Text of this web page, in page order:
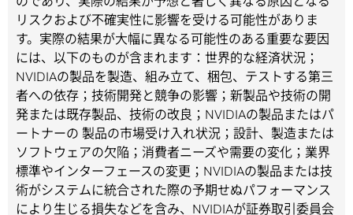
リスクおよび不確実性に影響を受ける可能性がありま
す。実際の結果が大幅に異なる可能性のある重要な要因
には、以下のものが含まれます：世界的な経済状況；
NVIDIAの製品を製造、組み立て、梱包、テストする第三
者への依存；技術開発と競争の影響；新製品や技術の開
発または既存製品、技術の改良；NVIDIAの製品またはパ
ートナーの 製品の市場受け入れ状況；設計、製造または
ソフトウェアの欠陥；消費者ニーズや需要の変化；業界
標準やインターフェースの変更；NVIDIAの製品または技
術がシステムに統合された際の予期せぬパフォーマンス
により生じる損失などを含み、NVIDIAが証券取引委員会